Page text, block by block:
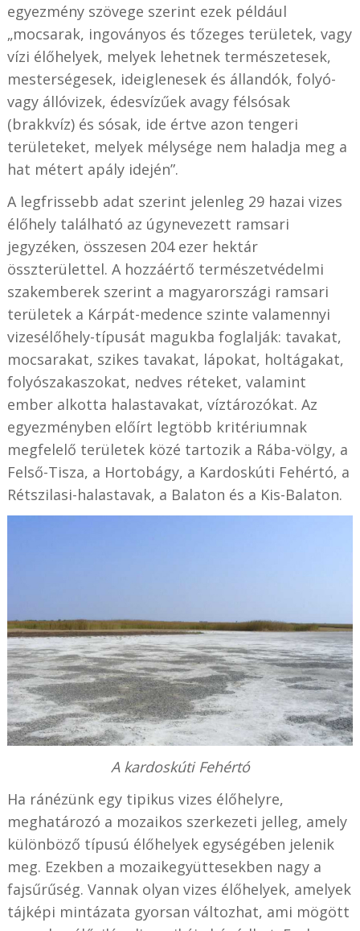
egyezmény szövege szerint ezek például
„mocsarak, ingoványos és tőzeges területek, vagy
vízi élőhelyek, melyek lehetnek természetesek,
mesterségesek, ideiglenesek és állandók, folyó-
vagy állóvizek, édesvízűek avagy félsósak
(brakkvíz) és sósak, ide értve azon tengeri
területeket, melyek mélysége nem haladja meg a
hat métert apály idején”.
A legfrissebb adat szerint jelenleg 29 hazai vizes
élőhely található az úgynevezett ramsari
jegyzéken, összesen 204 ezer hektár
összterülettel. A hozzáértő természetvédelmi
szakemberek szerint a magyarországi ramsari
területek a Kárpát-medence szinte valamennyi
vizesélőhely-típusát magukba foglalják: tavakat,
mocsarakat, szikes tavakat, lápokat, holtágakat,
folyószakaszokat, nedves réteket, valamint
ember alkotta halastavakat, víztározókat. Az
egyezményben előírt legtöbb kritériumnak
megfelelő területek közé tartozik a Rába-völgy, a
Felső-Tisza, a Hortobágy, a Kardoskúti Fehértó, a
Rétszilasi-halastavak, a Balaton és a Kis-Balaton.
A kardoskúti Fehértó
Ha ránézünk egy tipikus vizes élőhelyre,
meghatározó a mozaikos szerkezeti jelleg, amely
különböző típusú élőhelyek egységében jelenik
meg. Ezekben a mozaikegyüttesekben nagy a
fajsűrűség. Vannak olyan vizes élőhelyek, amelyek
tájképi mintázata gyorsan változhat, ami mögött